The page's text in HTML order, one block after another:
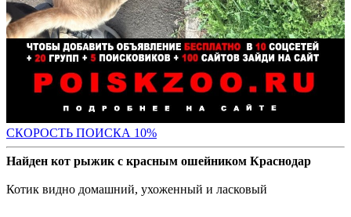
СКОРОСТЬ ПОИСКА 10%
Найден кот рыжик с красным ошейником Краснодар
Котик видно домашний, ухоженный и ласковый